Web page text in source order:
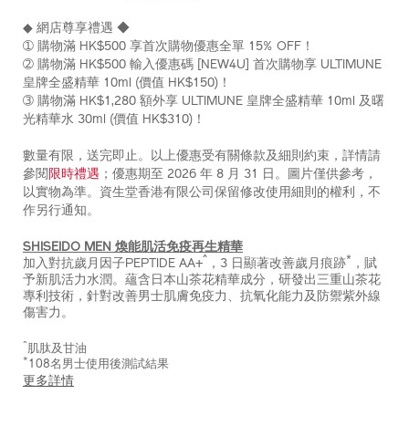
◆ 網店尊享禮遇 ◆
➀ 購物滿 HK$500 享首次購物優惠全單 15% OFF！
➁ 購物滿 HK$500 輸入優惠碼 [NEW4U] 首次購物享 ULTIMUNE
皇牌全盛精華 10ml (價值 HK$150)！
➂ 購物滿 HK$1,280 額外享 ULTIMUNE 皇牌全盛精華 10ml 及曙
光精華水 30ml (價值 HK$310)！
數量有限，送完即止。以上優惠受有關條款及細則約束，詳情請
參閱 限時禮遇 ；優惠期至 2026 年 8 月 31 日。圖片僅供參考，
以實物為準。資生堂香港有限公司保留修改使用細則的權利，不
作另行通知。
SHISEIDO MEN 煥能肌活免疫再生精華
加入對抗歲月因子PEPTIDE AA+^ ，3 日顯著改善歲月痕跡*
，賦
予新肌活力水潤。蘊含日本山茶花精華成分，研發出三重山茶花
專利技術，針對改善男士肌膚免疫力、抗氧化能力及防禦紫外線
傷害力。
^ 肌肽及甘油
* 108名男士使用後測試結果
更多詳情